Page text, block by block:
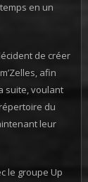
en un
de créer
afin
suite, voulant
du
leur
le groupe Up